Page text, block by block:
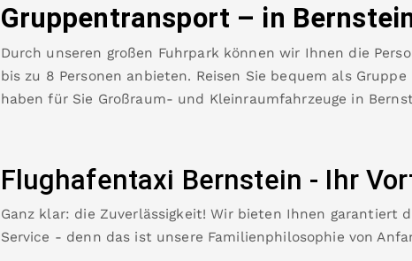
Gruppentransport – in
Durch unseren großen Fuhrpark können wir Ihnen die
bis zu 8 Personen anbieten. Reisen Sie bequem als
haben für Sie Großraum- und Kleinraumfahrzeuge in
Flughafentaxi Bernstein - Ihr
Ganz klar: die Zuverlässigkeit! Wir bieten Ihnen garantiert
Service - denn das ist unsere Familienphilosophie von